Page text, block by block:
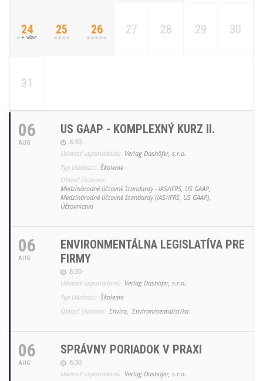
24
+ viac
25 26 27 28 29 30
31
06
AUG
US GAAP - KOMPLEXNÝ KURZ II.
8:30
Udalosť usporiadaná: Verlag Dashöfer, s.r.o.
Typ Udalosti: Školenie
Oblasť školenia:
Medzinárodné účtovné štandardy - IAS/IFRS, US GAAP,
Medzinárodné účtovné štandardy (IAS/IFRS, US GAAP),
Účtovníctvo
06
AUG
ENVIRONMENTÁLNA LEGISLATÍVA PRE
FIRMY
8:30
Udalosť usporiadaná: Verlag Dashöfer, s.r.o.
Typ Udalosti: Školenie
Oblasť školenia: Enviro, Environmentalistika
06
AUG
SPRÁVNY PORIADOK V PRAXI
8:30
Udalosť usporiadaná: Verlag Dashöfer, s.r.o.